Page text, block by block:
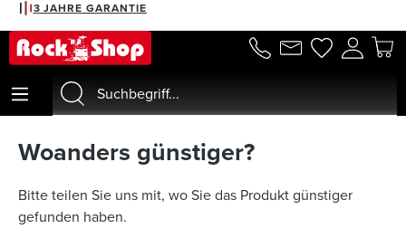
springen
3 JAHRE GARANTIE
Woanders günstiger?
Bitte teilen Sie uns mit, wo Sie das Produkt günstiger
gefunden haben.